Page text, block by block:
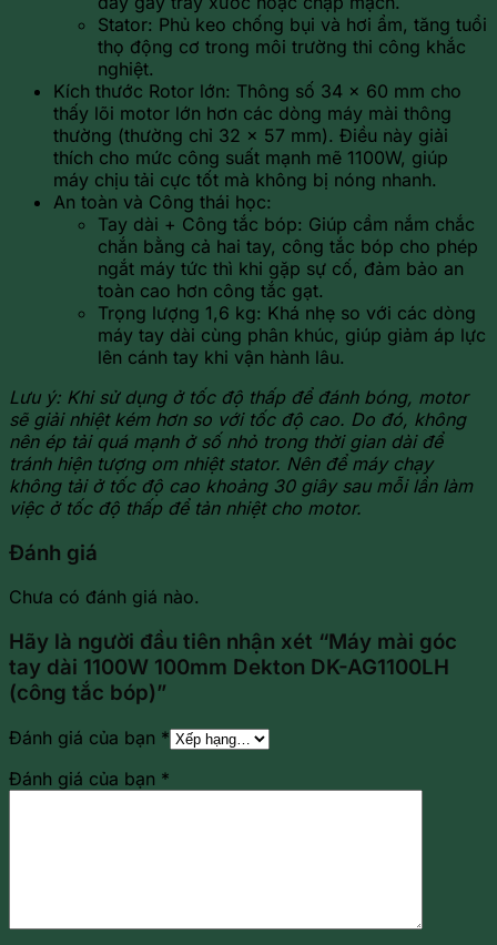
Stator: Phủ keo chống bụi và hơi ẩm, tăng tuổi
thọ động cơ trong môi trường thi công khắc
nghiệt.
Kích thước Rotor lớn: Thông số 34 x 60 mm cho
thấy lõi motor lớn hơn các dòng máy mài thông
thường (thường chỉ 32 x 57 mm). Điều này giải
thích cho mức công suất mạnh mẽ 1100W, giúp
máy chịu tải cực tốt mà không bị nóng nhanh.
An toàn và Công thái học:
Tay dài + Công tắc bóp: Giúp cầm nắm chắc
chắn bằng cả hai tay, công tắc bóp cho phép
ngắt máy tức thì khi gặp sự cố, đảm bảo an
toàn cao hơn công tắc gạt.
Trọng lượng 1,6 kg: Khá nhẹ so với các dòng
máy tay dài cùng phân khúc, giúp giảm áp lực
lên cánh tay khi vận hành lâu.
Lưu ý: Khi sử dụng ở tốc độ thấp để đánh bóng, motor
sẽ giải nhiệt kém hơn so với tốc độ cao. Do đó, không
nên ép tải quá mạnh ở số nhỏ trong thời gian dài để
tránh hiện tượng om nhiệt stator. Nên để máy chạy
không tải ở tốc độ cao khoảng 30 giây sau mỗi lần làm
việc ở tốc độ thấp để tản nhiệt cho motor.
Đánh giá
Chưa có đánh giá nào.
Hãy là người đầu tiên nhận xét “Máy mài góc
tay dài 1100W 100mm Dekton DK-AG1100LH
(công tắc bóp)”
Đánh giá của bạn *
Đánh giá của bạn *